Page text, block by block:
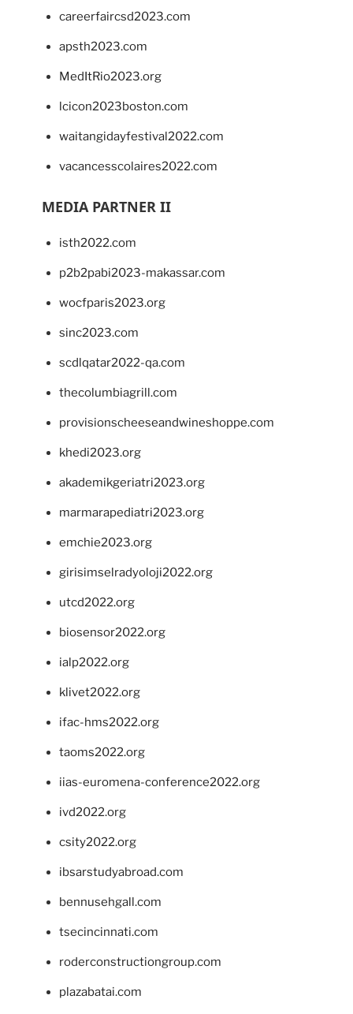
careerfaircsd2023.com
apsth2023.com
MedItRio2023.org
lcicon2023boston.com
waitangidayfestival2022.com
vacancesscolaires2022.com
MEDIA PARTNER II
isth2022.com
p2b2pabi2023-makassar.com
wocfparis2023.org
sinc2023.com
scdlqatar2022-qa.com
thecolumbiagrill.com
provisionscheeseandwineshoppe.com
khedi2023.org
akademikgeriatri2023.org
marmarapediatri2023.org
emchie2023.org
girisimselradyoloji2022.org
utcd2022.org
biosensor2022.org
ialp2022.org
klivet2022.org
ifac-hms2022.org
taoms2022.org
iias-euromena-conference2022.org
ivd2022.org
csity2022.org
ibsarstudyabroad.com
bennusehgall.com
tsecincinnati.com
roderconstructiongroup.com
plazabatai.com